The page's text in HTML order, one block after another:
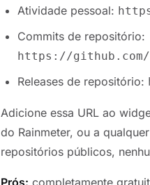
Atividade pessoal:
Commits de repositório:
https://
Releases de repositório:
Adicione essa URL ao
do Rainmeter, ou a
repositórios públicos,
Prós: completamente